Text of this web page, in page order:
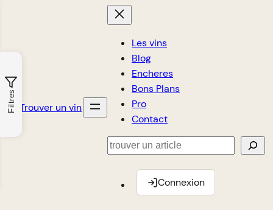
Trouver un vin
Les vins
Blog
Encheres
Bons Plans
Pro
Contact
Rechercher
Connexion
Filtres